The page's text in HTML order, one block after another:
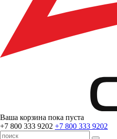
Ваша корзина пока пуста
+7 800 333 9202 +7 800 333 9202